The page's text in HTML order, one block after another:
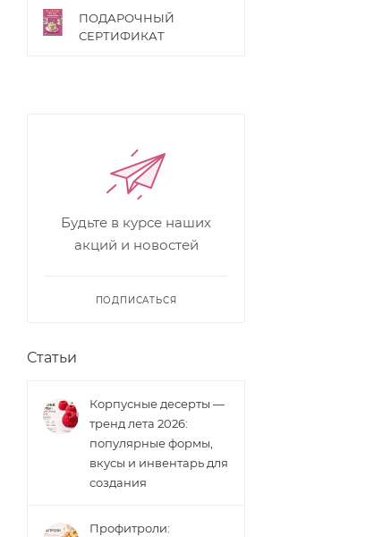
ПОДАРОЧНЫЙ
СЕРТИФИКАТ
Будьте в курсе наших
акций и новостей
ПОДПИСАТЬСЯ
Статьи
Корпусные десерты —
тренд лета 2026:
популярные формы,
вкусы и инвентарь для
создания
Профитроли: